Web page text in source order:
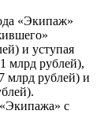
«Экипаж»
и уступая
млрд рублей),
млрд рублей) и
с